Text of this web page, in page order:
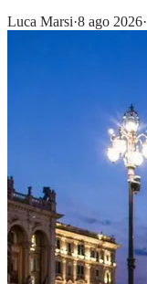
Luca Marsi·8 ago 2026·